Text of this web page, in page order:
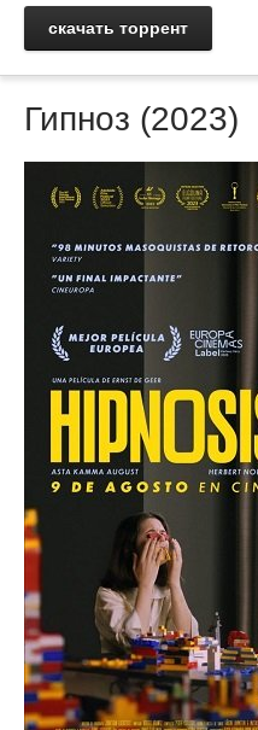
скачать торрент
Гипноз (2023)